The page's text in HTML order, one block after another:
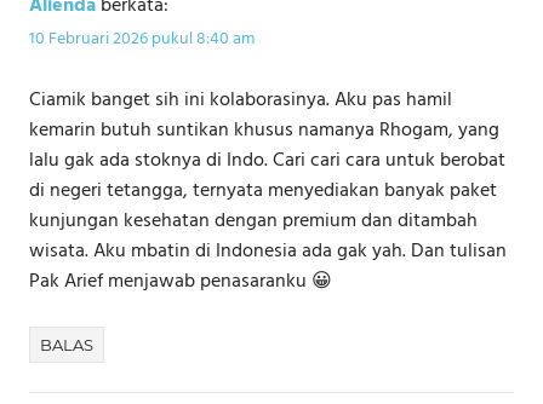
10 Februari 2026 pukul 8:40 am
Ciamik banget sih ini kolaborasinya. Aku pas hamil
kemarin butuh suntikan khusus namanya Rhogam, yang
lalu gak ada stoknya di Indo. Cari cari cara untuk berobat
di negeri tetangga, ternyata menyediakan banyak paket
kunjungan kesehatan dengan premium dan ditambah
wisata. Aku mbatin di Indonesia ada gak yah. Dan tulisan
Pak Arief menjawab penasaranku 😀
BALAS